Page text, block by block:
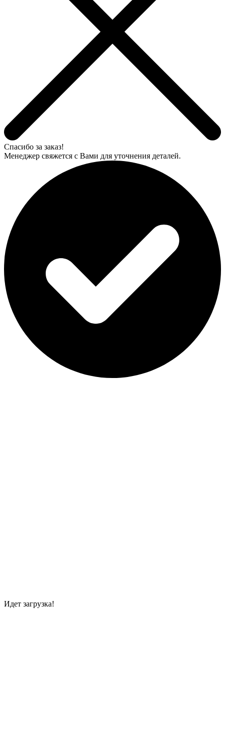
Спасибо за заказ!
Менеджер свяжется с Вами для уточнения деталей.
Идет загрузка!